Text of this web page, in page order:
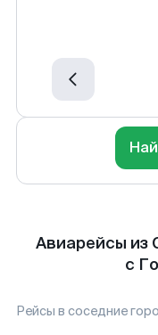
Авиарейсы из
с
Рейсы в соседние